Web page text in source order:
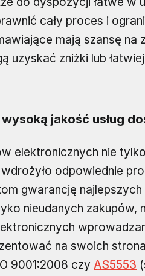
cały proces i
mają szansę na
uzyskać zniżki lub
jakość usług
elektronicznych nie
odpowiednie
gwarancję
nieudanych zakupów,
na swoich
9001:2008 czy AS5553